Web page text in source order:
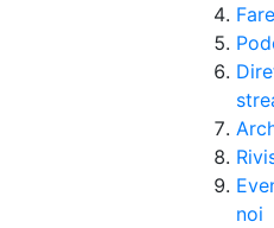
noi